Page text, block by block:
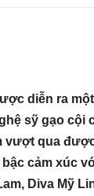
diễn ra
sỹ gạo cội
vượt qua
cảm xúc
Diva Mỹ